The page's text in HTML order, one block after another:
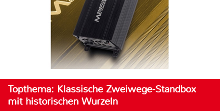
Topthema: Klassische Zweiwege-Standbox
mit historischen Wurzeln